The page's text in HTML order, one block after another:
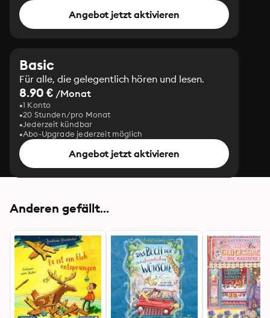
Angebot jetzt aktivieren
Basic
Für alle, die gelegentlich hören und lesen.
8.90 € /Monat
1 Konto
20 Stunden/pro Monat
Jederzeit kündbar
Abo-Upgrade jederzeit möglich
Angebot jetzt aktivieren
Anderen gefällt...